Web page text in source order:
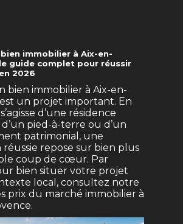
immobilier à Aix-en-
guide complet pour réussir
2026
bien immobilier à Aix-en-
un projet important. En
d’une résidence
pied-à-terre ou d’un
patrimonial, une
réussie repose sur bien plus
coup de cœur. Par
bien situer votre projet
local, consultez notre
prix du marché immobilier à
.